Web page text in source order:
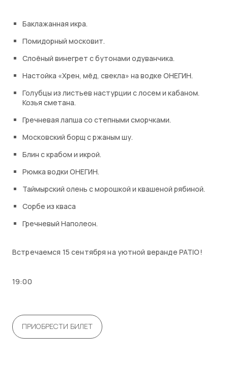
Баклажанная икра.
Помидорный московит.
Слоёный винегрет с бутонами одуванчика.
Настойка «Хрен, мёд, свекла» на водке ОНЕГИН.
Голубцы из листьев настурции с лосем и кабаном.
Козья сметана.
Гречневая лапша со степными сморчками.
Московский борщ с ржаным шу.
Блин с крабом и икрой.
Рюмка водки ОНЕГИН.
Таймырский олень с морошкой и квашеной рябиной.
Сорбе из кваса
Гречневый Наполеон.
Встречаемся 15 сентября на уютной веранде PATIO!
19:00
ПРИОБРЕСТИ БИЛЕТ